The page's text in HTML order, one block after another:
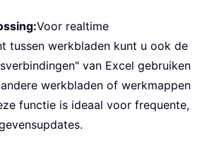
Voor realtime
tussen werkbladen kunt u ook de
van Excel gebruiken
werkbladen of werkmappen
functie is ideaal voor frequente,